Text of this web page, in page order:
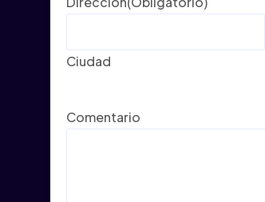
Ciudad
Comentario